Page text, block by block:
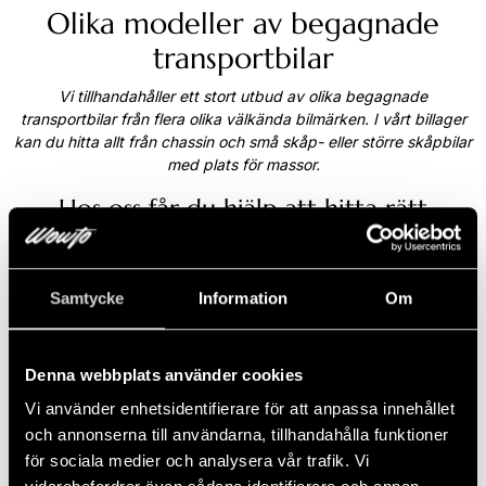
Samtycke Information Om
Denna webbplats använder cookies
Vi använder enhetsidentifierare för att anpassa innehållet
och annonserna till användarna, tillhandahålla funktioner
för sociala medier och analysera vår trafik. Vi
Olika modeller av begagnade
transportbilar
Vi tillhandahåller ett stort utbud av olika begagnade
transportbilar från flera olika välkända bilmärken. I vårt billager
kan du hitta allt från chassin och små skåp- eller större skåpbilar
med plats för massor.
Hos oss får du hjälp att hitta rätt
Att välja rätt transportbil kan för många upplevas som svårt.
Därför hjälpa våra kunniga transportbilssäljare dig hela vägen
beslut av transportbil. För att göra er företagsvardag så enkel
som möjligt kan vi även ordna med förmånlig finansiering,
försäkring och serviceavtal när du väljer att köpa eller leasa
begagnad transportbil av oss.
Kom in och provkör transportbil i vår bilhall i Stockholm eller